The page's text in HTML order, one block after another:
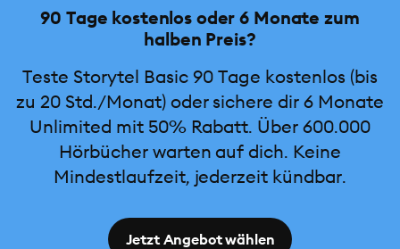
90 Tage kostenlos oder 6 Monate zum
halben Preis?
Teste Storytel Basic 90 Tage kostenlos (bis
zu 20 Std./Monat) oder sichere dir 6 Monate
Unlimited mit 50% Rabatt. Über 600.000
Hörbücher warten auf dich. Keine
Mindestlaufzeit, jederzeit kündbar.
Jetzt Angebot wählen